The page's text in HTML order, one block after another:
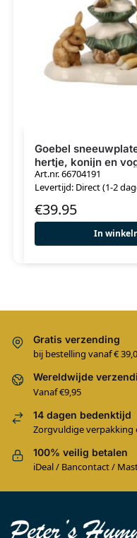
Goebel
hertje, konijn en
Art.nr. 66704191
Levertijd: Direct (1-2
€39.95
In
Gratis verzending
bij bestelling vanaf €
Wereldwijde
Vanaf €9,95
14 dagen bedenktijd
Zorgvuldige verpakking
100% veilig betalen
iDeal / Bancontact /